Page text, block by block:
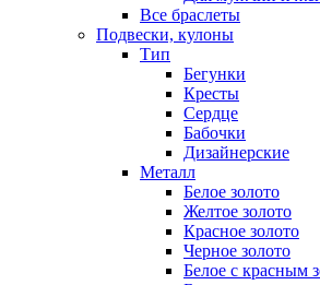
Все браслеты
Подвески, кулоны
Тип
Бегунки
Кресты
Сердце
Бабочки
Дизайнерские
Металл
Белое золото
Желтое золото
Красное золото
Черное золото
Белое с красным